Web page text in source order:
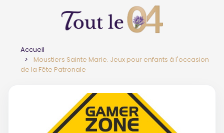
Accueil
Moustiers Sainte Marie. Jeux pour enfants à l'occasion
de la Fête Patronale